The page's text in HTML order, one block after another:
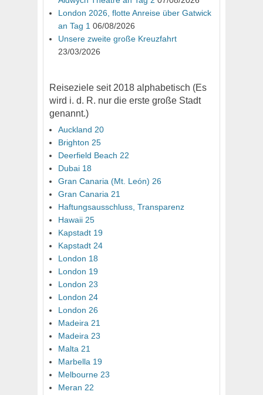
London 2026, flotte Anreise über Gatwick
an Tag 1 06/08/2026
Unsere zweite große Kreuzfahrt
23/03/2026
Reiseziele seit 2018 alphabetisch (Es
wird i. d. R. nur die erste große Stadt
genannt.)
Auckland 20
Brighton 25
Deerfield Beach 22
Dubai 18
Gran Canaria (Mt. León) 26
Gran Canaria 21
Haftungsausschluss, Transparenz
Hawaii 25
Kapstadt 19
Kapstadt 24
London 18
London 19
London 23
London 24
London 26
Madeira 21
Madeira 23
Malta 21
Marbella 19
Melbourne 23
Meran 22